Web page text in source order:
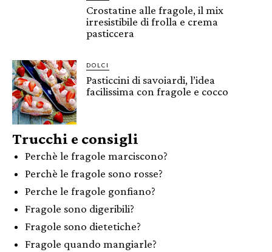
Crostatine alle fragole, il mix
irresistibile di frolla e crema
pasticcera
DOLCI
Pasticcini di savoiardi, l’idea
facilissima con fragole e cocco
Trucchi e consigli
Perchè le fragole marciscono?
Perchè le fragole sono rosse?
Perche le fragole gonfiano?
Fragole sono digeribili?
Fragole sono dietetiche?
Fragole quando mangiarle?